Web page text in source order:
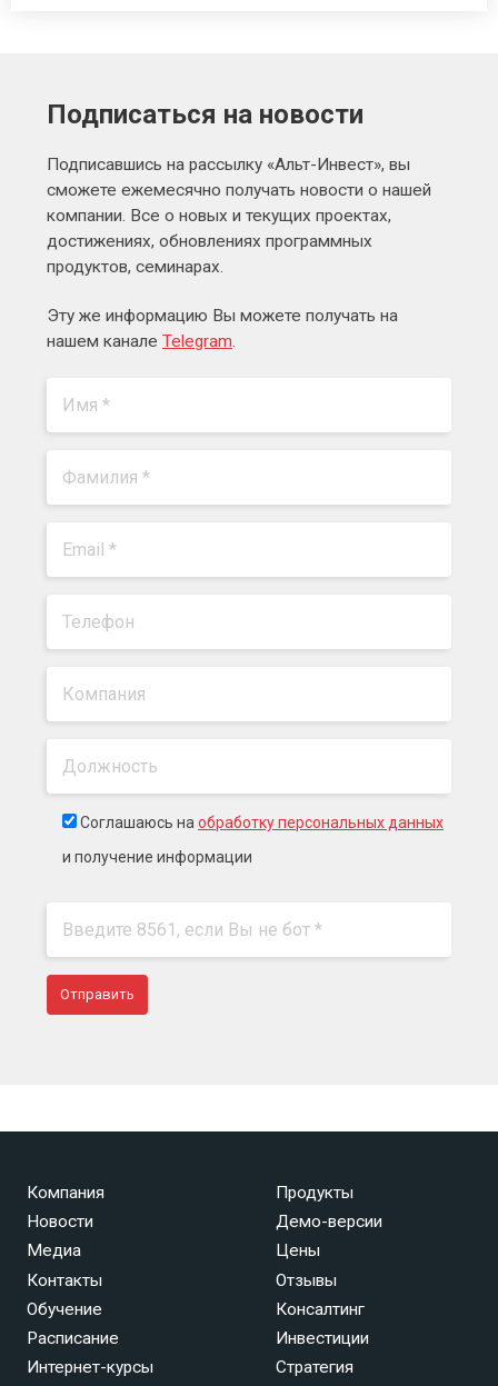
Подписаться на новости
Подписавшись на рассылку «Альт-Инвест», вы
сможете ежемесячно получать новости о нашей
компании. Все о новых и текущих проектах,
достижениях, обновлениях программных
продуктов, семинарах.
Эту же информацию Вы можете получать на
нашем канале Telegram.
Соглашаюсь наобработку персональных данных
и получение информации
Компания
Новости
Медиа
Контакты
Продукты
Демо-версии
Цены
Отзывы
Обучение
Расписание
Интернет-курсы
Консалтинг
Инвестиции
Стратегия